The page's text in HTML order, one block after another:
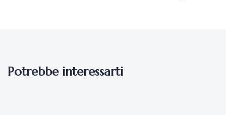
Potrebbe interessarti